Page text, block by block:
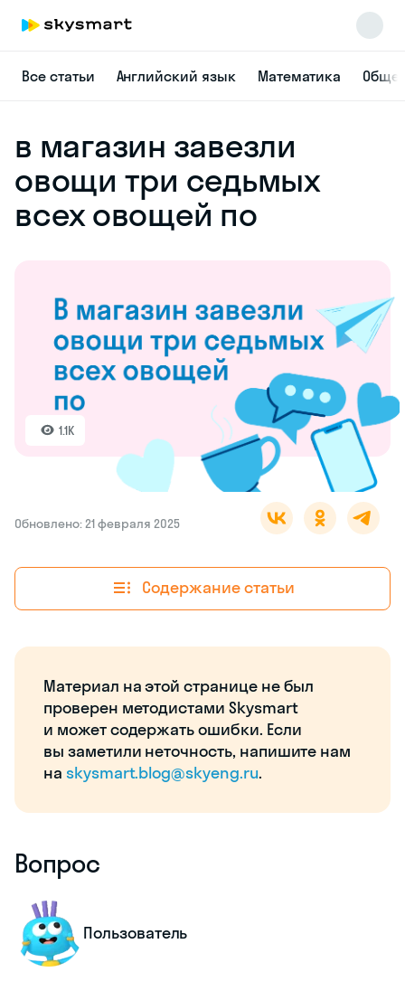
Все статьи Английский язык Математика
в магазин завезли
овощи три седьмых
всех овощей по
1.1K
Обновлено: 21 февраля 2025
Содержание статьи
Материал на этой странице не был
проверен методистами Skysmart
и может содержать ошибки. Если
вы заметили неточность, напишите нам
на skysmart.blog@skyeng.ru.
Вопрос
Пользователь